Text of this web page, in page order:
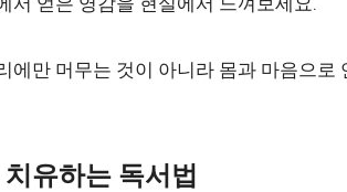
에만 머무는 것이 아니라 몸과 마음으로
유하는 독서법